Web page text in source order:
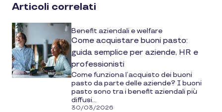
media
Articoli correlati
Benefit aziendali e welfare
Come acquistare buoni pasto:
guida semplice per aziende, HR e
professionisti
Come funziona l’acquisto dei buoni
pasto da parte delle aziende? I buoni
pasto sono tra i benefit aziendali più
diffusi...
30/03/2026